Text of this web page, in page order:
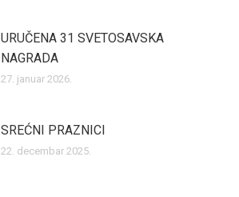
URUČENA 31 SVETOSAVSKA
NAGRADA
27. januar 2026.
SREĆNI PRAZNICI
22. decembar 2025.